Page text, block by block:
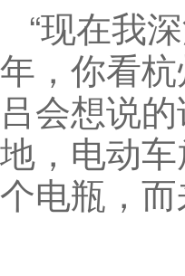
“现在我
年，你看
吕会想说
地，电动
个电瓶，